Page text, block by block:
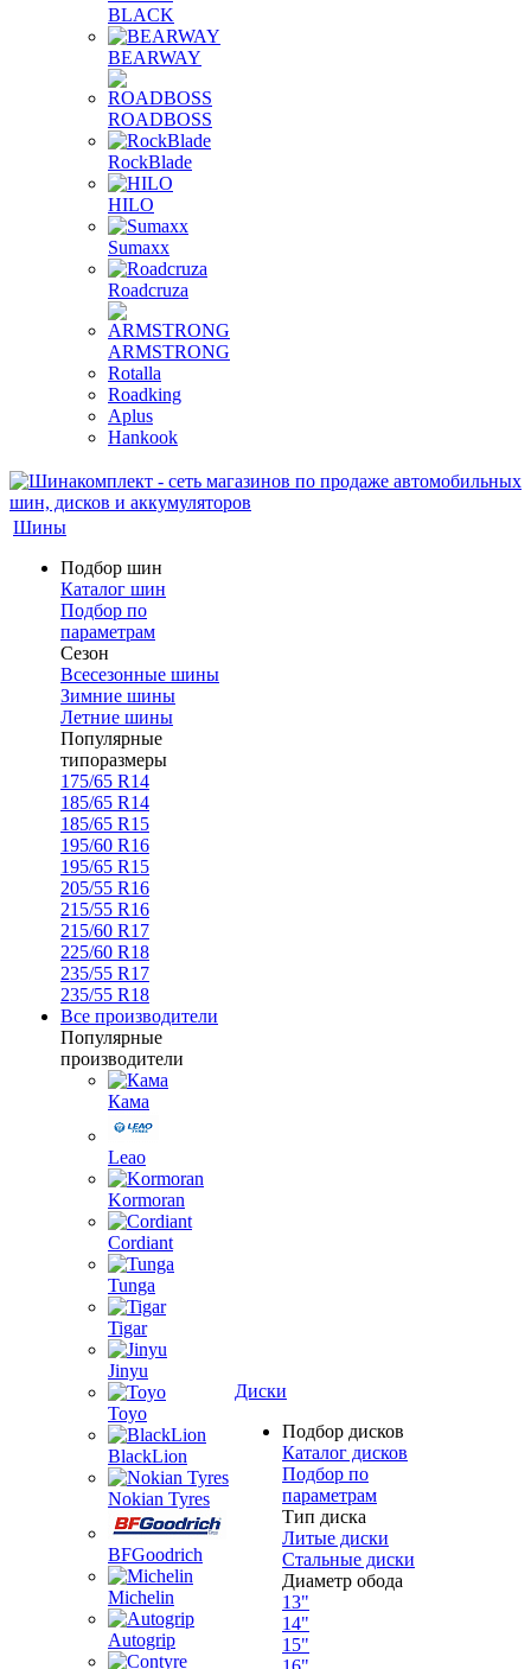
BLACK
BEARWAY
ROADBOSS
RockBlade
HILO
Sumaxx
Roadcruza
ARMSTRONG
Rotalla
Roadking
Aplus
Hankook
Шины
Подбор шин
Каталог шин
Подбор по
параметрам
Сезон
Всесезонные шины
Зимние шины
Летние шины
Популярные
типоразмеры
175/65 R14
185/65 R14
185/65 R15
195/60 R16
195/65 R15
205/55 R16
215/55 R16
215/60 R17
225/60 R18
235/55 R17
235/55 R18
Все производители
Популярные
производители
Кама
Leao
Kormoran
Cordiant
Tunga
Tigar
Jinyu
Toyo
BlackLion
Nokian Tyres
BFGoodrich
Michelin
Autogrip
Диски
Подбор дисков
Каталог дисков
Подбор по
параметрам
Тип диска
Литые диски
Стальные диски
Диаметр обода
13"
14"
15"